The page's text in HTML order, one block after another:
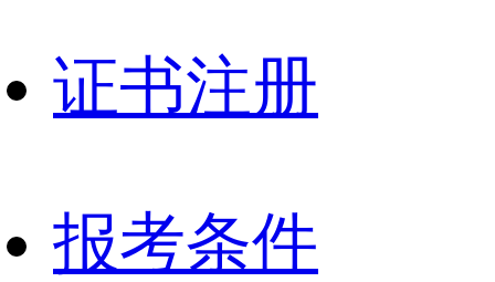
证书注册
报考条件